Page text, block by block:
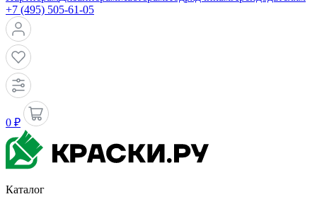
+7 (495) 505-61-05
0 ₽
Каталог